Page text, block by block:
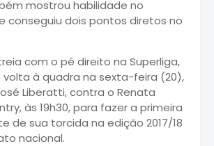
mostrou habilidade no
conseguiu dois pontos diretos no
com o pé direito na Superliga,
volta à quadra na sexta-feira (20),
Liberatti, contra o Renata
às 19h30, para fazer a primeira
de sua torcida na edição 2017/18
nacional.